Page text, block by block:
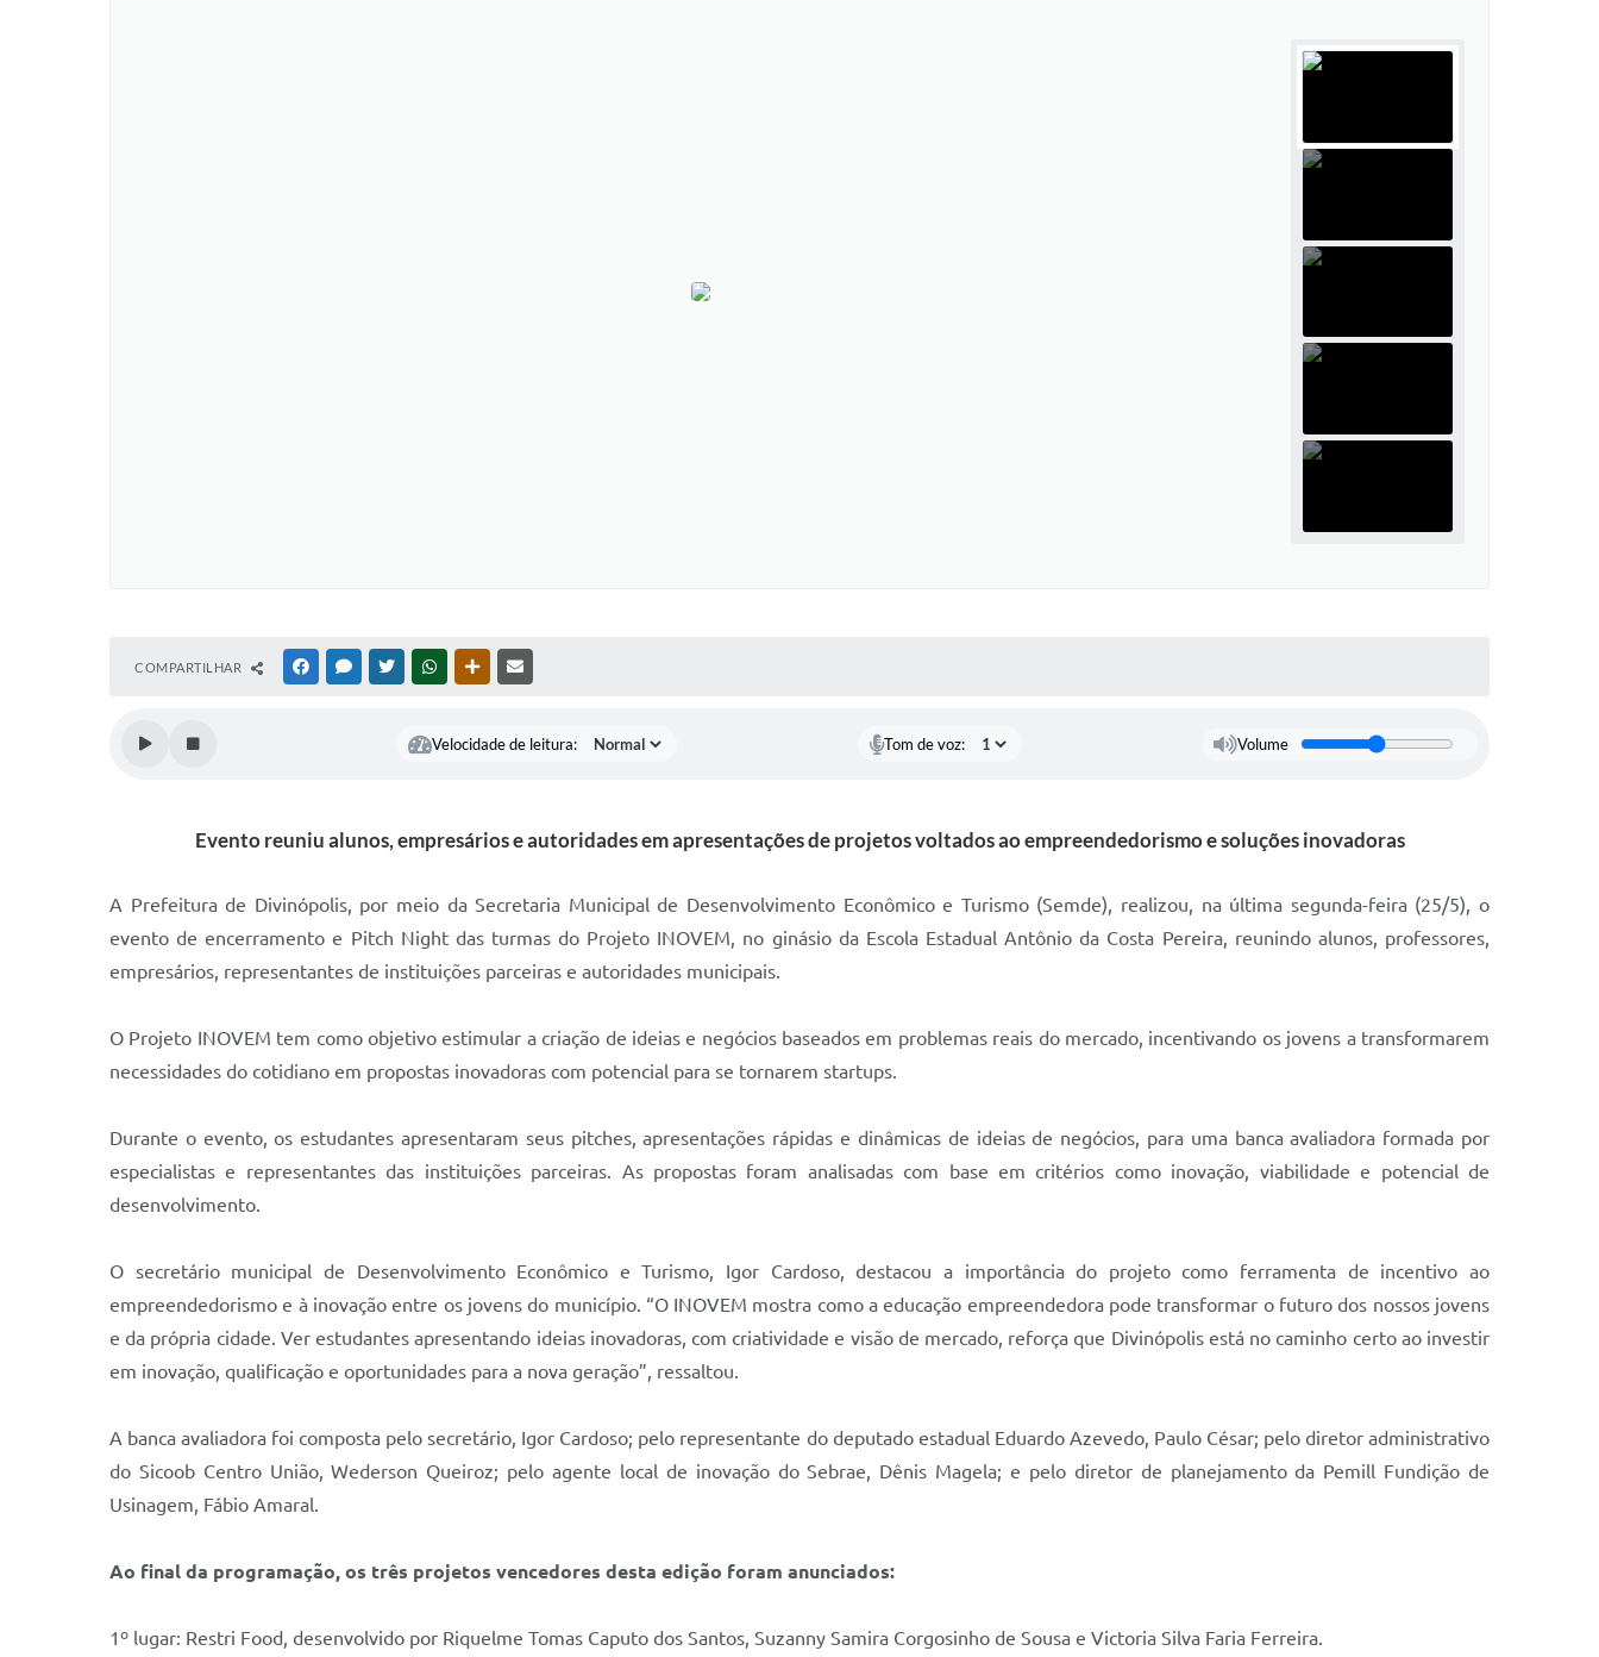
COMPARTILHAR FACEBOOKMESSENGER
TWITTERWHATSAPPOUTRAS MÍDIAS
Velocidade de leitura: Tom de voz: Volume
Evento reuniu alunos, empresários e autoridades em apresentações de projetos voltados ao empreendedorismo e soluções inovadoras
A Prefeitura de Divinópolis, por meio da Secretaria Municipal de Desenvolvimento Econômico e Turismo (Semde), realizou, na última segunda-feira (25/5), o
evento de encerramento e Pitch Night das turmas do Projeto INOVEM, no ginásio da Escola Estadual Antônio da Costa Pereira, reunindo alunos, professores,
empresários, representantes de instituições parceiras e autoridades municipais.
O Projeto INOVEM tem como objetivo estimular a criação de ideias e negócios baseados em problemas reais do mercado, incentivando os jovens a transformarem
necessidades do cotidiano em propostas inovadoras com potencial para se tornarem startups.
Durante o evento, os estudantes apresentaram seus pitches, apresentações rápidas e dinâmicas de ideias de negócios, para uma banca avaliadora formada por
especialistas e representantes das instituições parceiras. As propostas foram analisadas com base em critérios como inovação, viabilidade e potencial de
desenvolvimento.
O secretário municipal de Desenvolvimento Econômico e Turismo, Igor Cardoso, destacou a importância do projeto como ferramenta de incentivo ao
empreendedorismo e à inovação entre os jovens do município. “O INOVEM mostra como a educação empreendedora pode transformar o futuro dos nossos jovens
e da própria cidade. Ver estudantes apresentando ideias inovadoras, com criatividade e visão de mercado, reforça que Divinópolis está no caminho certo ao investir
em inovação, qualificação e oportunidades para a nova geração”, ressaltou.
A banca avaliadora foi composta pelo secretário, Igor Cardoso; pelo representante do deputado estadual Eduardo Azevedo, Paulo César; pelo diretor administrativo
do Sicoob Centro União, Wederson Queiroz; pelo agente local de inovação do Sebrae, Dênis Magela; e pelo diretor de planejamento da Pemill Fundição de
Usinagem, Fábio Amaral.
Ao final da programação, os três projetos vencedores desta edição foram anunciados:
1º lugar: Restri Food, desenvolvido por Riquelme Tomas Caputo dos Santos, Suzanny Samira Corgosinho de Sousa e Victoria Silva Faria Ferreira.